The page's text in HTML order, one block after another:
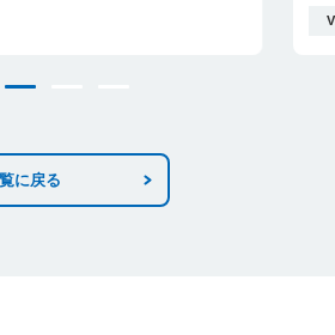
に戻る